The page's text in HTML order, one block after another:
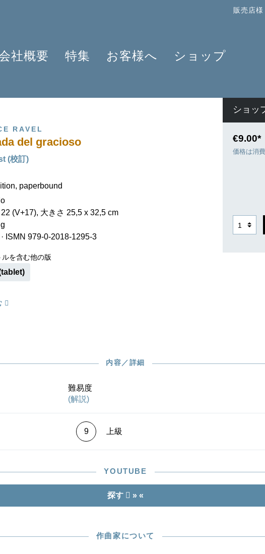
販売店様
社概要 特集 お客様へ ショップ
原典版とは
アプリ・ヘンレライブラリ
ギュンター・ヘンレ
友人たち
ショパンのワルツ - 2024年の発見
ピアノ協奏曲
シェーンベルク 2024
セルゲイ・プロコフィエフ
ハイドン ピアノソナタ
情報資料
販売店検索
学ぶ・教える
旅するHENLE
楽器編成
ショッ
RAVEL
del gracioso
(校訂)
paperbound
(V+17), 大きさ 25,5 x 32,5 cm
· ISMN 979-0-2018-1295-3
ルを含む他の版
€9.00*
価格は消
内容／詳細
難易度
(解説)
9 上級
YOUTUBE
探す » «
作曲家について